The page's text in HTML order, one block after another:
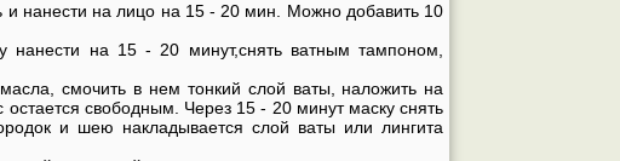
и нанести на лицо на 15 - 20 мин. Можно добавить 10
на 15 - 20 минут,снять ватным тампоном,
масла, смочить в нем тонкий слой ваты, наложить на
свободным. Через 15 - 20 минут маску снять
и шею накладывается слой ваты или лингита